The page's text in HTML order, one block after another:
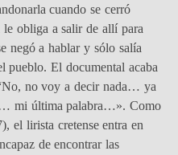
cuando se cerró
obliga a salir de allí para
negó a hablar y sólo salía
pueblo. El documental acaba
no voy a decir nada… ya
mi última palabra…». Como
el lirista cretense entra en
de encontrar las